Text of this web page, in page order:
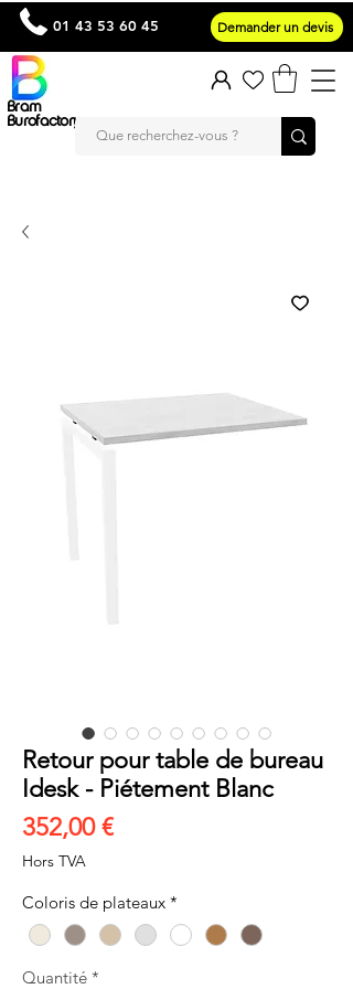
Bram
Burofactory
01 43 53 60 45 Demander un devis
Retour pour table de bureau
Idesk - Piétement Blanc
352,00 €Prix
Hors TVA
Coloris de plateaux *
Quantité *